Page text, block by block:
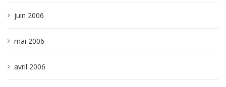
juin 2006
mai 2006
avril 2006